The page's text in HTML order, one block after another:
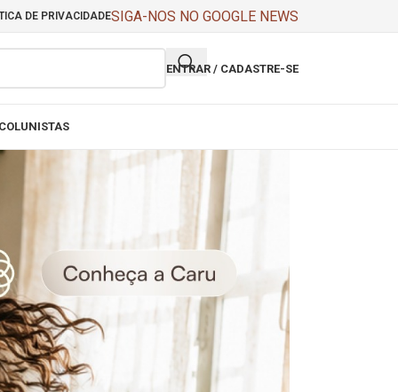
DE PRIVACIDADESIGA-NOS NO GOOGLE NEWS
ENTRAR / CADASTRE-SE